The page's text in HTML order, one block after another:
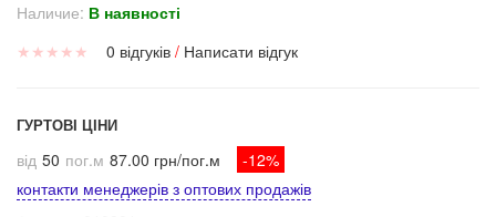
Наличие: В наявності
★ ★ ★ ★ ★ 0 відгуків / Написати відгук
ГУРТОВІ ЦІНИ
від 50 пог.м 87.00 грн/пог.м
-12%
контакти менеджерів з оптових продажів